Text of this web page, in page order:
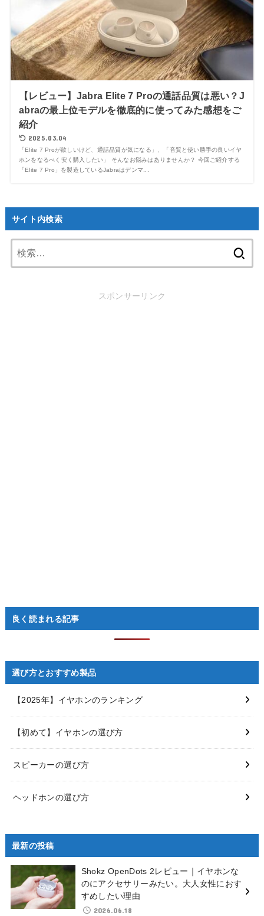
【レビュー】Jabra Elite 7 Proの通話品質は悪い？J
abraの最上位モデルを徹底的に使ってみた感想をご
紹介
2025.03.04
「Elite 7 Proが欲しいけど、通話品質が気になる」、「音質と使い勝手の良いイヤ
ホンをなるべく安く購入したい」 そんなお悩みはありませんか？ 今回ご紹介する
「Elite 7 Pro」を製造しているJabraはデンマ...
サイト内検索
スポンサーリンク
良く読まれる記事
選び方とおすすめ製品
【2025年】イヤホンのランキング
【初めて】イヤホンの選び方
スピーカーの選び方
ヘッドホンの選び方
最新の投稿
Shokz OpenDots 2レビュー｜イヤホンな
のにアクセサリーみたい。大人女性におす
すめしたい理由
2026.06.18